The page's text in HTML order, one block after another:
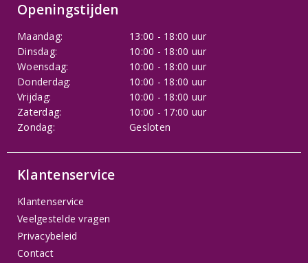
Openingstijden
Maandag:
13:00 - 18:00 uur
Dinsdag:
10:00 - 18:00 uur
Woensdag:
10:00 - 18:00 uur
Donderdag:
10:00 - 18:00 uur
Vrijdag:
10:00 - 18:00 uur
Zaterdag:
10:00 - 17:00 uur
Zondag:
Gesloten
Klantenservice
Klantenservice
Veelgestelde vragen
Privacybeleid
Contact